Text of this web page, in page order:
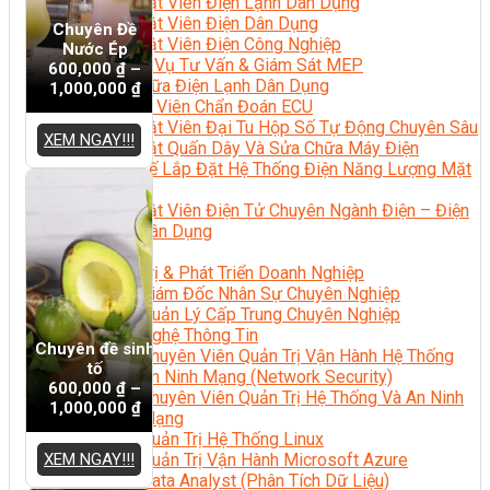
Kỹ Thuật Viên Điện Dân Dụng
Kỹ Thuật Viên Điện Công Nghiệp
Nghiệp Vụ Tư Vấn & Giám Sát MEP
Sửa Chữa Điện Lạnh Dân Dụng
Chuyên Viên Chẩn Đoán ECU
Kỹ Thuật Viên Đại Tu Hộp Số Tự Động Chuyên Sâu
Kỹ Thuật Quấn Dây Và Sửa Chữa Máy Điện
Thiết Kế Lắp Đặt Hệ Thống Điện Năng Lượng Mặt
Kỹ Thuật Viên Điện Tử Chuyên Ngành Điện – Điện
Lạnh Dân Dụng
Ngành Khác
Quản Trị & Phát Triển Doanh Nghiệp
Giám Đốc Nhân Sự Chuyên Nghiệp
Quản Lý Cấp Trung Chuyên Nghiệp
Công Nghệ Thông Tin
Chuyên Viên Quản Trị Vận Hành Hệ Thống
An Ninh Mạng (Network Security)
Chuyên Viên Quản Trị Hệ Thống Và An Ninh
Mạng
Quản Trị Hệ Thống Linux
Quản Trị Vận Hành Microsoft Azure
Data Analyst (Phân Tích Dữ Liệu)
Chuyên Đề
Nước Ép
600,000₫–
1,000,000 ₫
XEM NGAY!!!
Chuyên đề sinh
tố
600,000₫–
1,000,000 ₫
XEM NGAY!!!